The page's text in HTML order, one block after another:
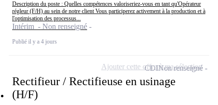
Description du poste : Quelles compétences valoriseriez-vous en tant qu'Opérateur
régleur (F/H) au sein de notre client Vous participerez activement à la production et à
l'optimisation des processus...
Intérim - Non renseigné
Publié il y a 4 jours
Rectifieur / Rectifieuse en usinage
(H/F)
CDINon renseigné
Ajouter cette offre à ma sélection